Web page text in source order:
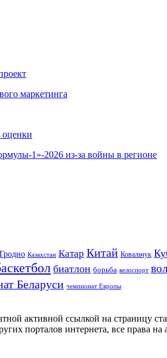
маркетинга
оценки
1»-2026 из-за войны в регионе
Гродно Казахстан Катар Китай Ковальчук
биатлон борьба велоспорт
Беларуси чемпионат Европы
активной ссылкой на страницу
порталов интернета, все права